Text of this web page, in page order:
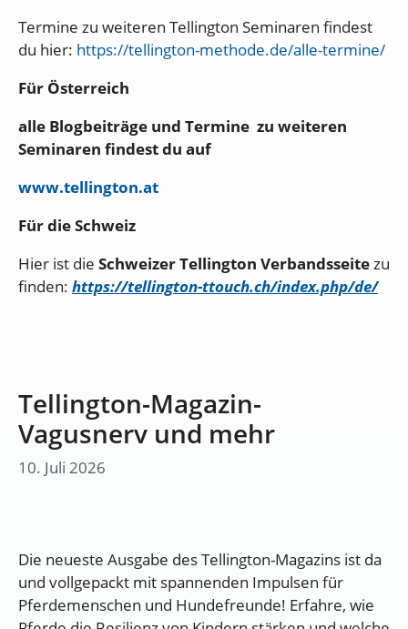
Termine zu weiteren Tellington Seminaren findest
du hier: https://tellington-methode.de/alle-termine/
Für Österreich
alle Blogbeiträge und Termine zu weiteren
Seminaren findest du auf
www.tellington.at
Für die Schweiz
Hier ist die Schweizer Tellington Verbandsseite zu
finden: https://tellington-ttouch.ch/index.php/de/
Tellington-Magazin-
Vagusnerv und mehr
10. Juli 2026
Die neueste Ausgabe des Tellington-Magazins ist da
und vollgepackt mit spannenden Impulsen für
Pferdemenschen und Hundefreunde! Erfahre, wie